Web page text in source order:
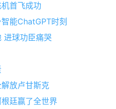
首飞成功
能ChatGPT时刻
进球功臣痛哭
放卢甘斯克
廷赢了全世界